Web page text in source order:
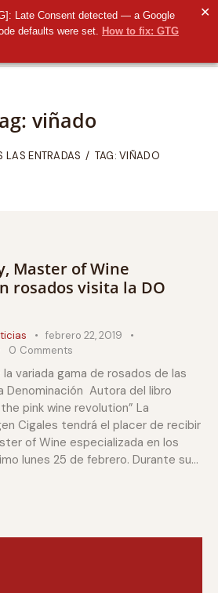
Late Consent detected — a Google
defaults were set. How to fix: GTG
✕
viñado
LAS ENTRADAS TAG: VIÑADO
Master of Wine
rosados visita la DO
febrero 22, 2019
0 Comments
variada gama de rosados de las
Denominación Autora del libro
pink wine revolution” La
Cigales tendrá el placer de recibir
of Wine especializada en los
lunes 25 de febrero. Durante su…